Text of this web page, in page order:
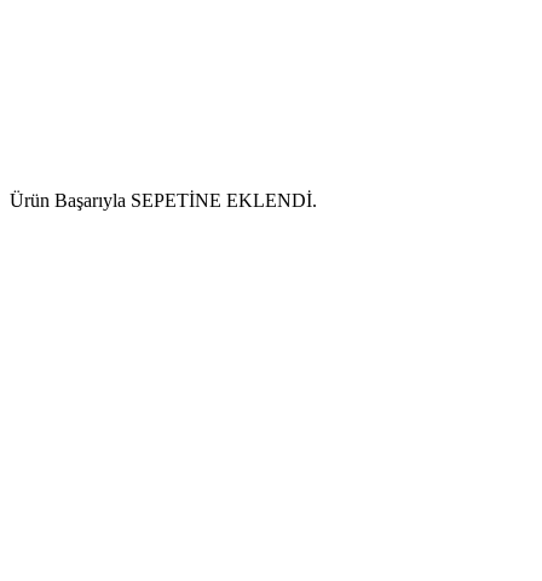
Ürün Başarıyla SEPETİNE EKLENDİ.